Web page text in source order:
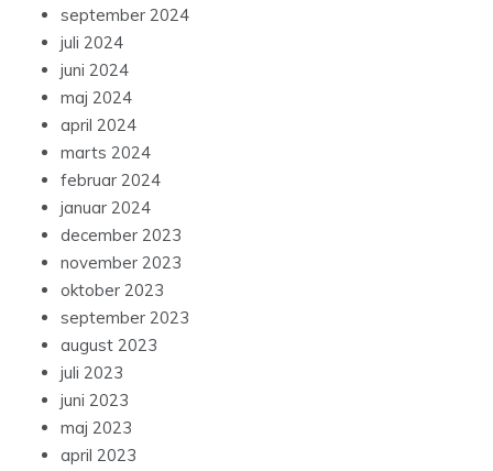
september 2024
juli 2024
juni 2024
maj 2024
april 2024
marts 2024
februar 2024
januar 2024
december 2023
november 2023
oktober 2023
september 2023
august 2023
juli 2023
juni 2023
maj 2023
april 2023